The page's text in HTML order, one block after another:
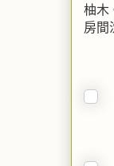
柚木
房間